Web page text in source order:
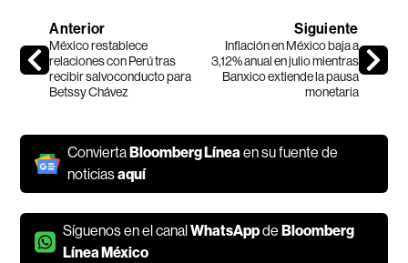
Anterior
México restablece
relaciones con Perú tras
recibir salvoconducto para
Betssy Chávez
Siguiente
Inflación en México baja a
3,12% anual en julio mientras
Banxico extiende la pausa
monetaria
ConviertaBloomberg Líneaen su fuente de
noticiasaquí
Síguenos en el canalWhatsAppdeBloomberg
Línea México